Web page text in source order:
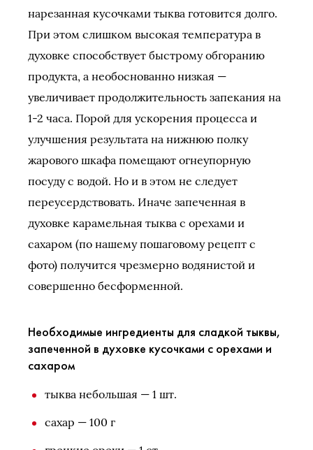
нарезанная кусочками тыква готовится долго.
При этом слишком высокая температура в
духовке способствует быстрому обгоранию
продукта, а необоснованно низкая —
увеличивает продолжительность запекания на
1-2 часа. Порой для ускорения процесса и
улучшения результата на нижнюю полку
жарового шкафа помещают огнеупорную
посуду с водой. Но и в этом не следует
переусердствовать. Иначе запеченная в
духовке карамельная тыква с орехами и
сахаром (по нашему пошаговому рецепт с
фото) получится чрезмерно водянистой и
совершенно бесформенной.
Необходимые ингредиенты для сладкой тыквы,
запеченной в духовке кусочками с орехами и
сахаром
тыква небольшая — 1 шт.
сахар — 100 г